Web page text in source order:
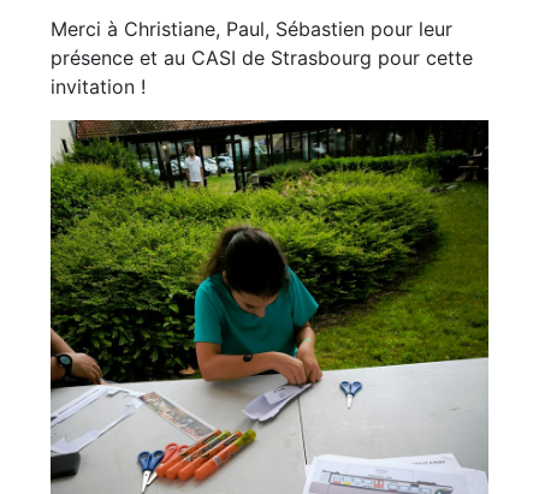
Merci à Christiane, Paul, Sébastien pour leur
présence et au CASI de Strasbourg pour cette
invitation !